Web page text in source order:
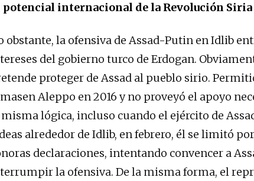
potencial internacional de la Revolución Siria
obstante, la ofensiva de Assad-Putin en Idlib
del gobierno turco de Erdogan.
proteger de Assad al pueblo sirio.
Aleppo en 2016 y no proveyó el apoyo
lógica, incluso cuando el ejército de
alrededor de Idlib, en febrero, él se limitó
declaraciones, intentando convencer a
la ofensiva. De la misma forma, el